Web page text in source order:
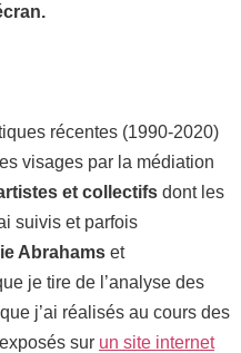
récentes (1990-2020)
visages par la médiation
et collectifsdont les
suivis et parfois
Abrahamset
je tire de l’analyse des
j’ai réalisés au cours des
sur un site internet